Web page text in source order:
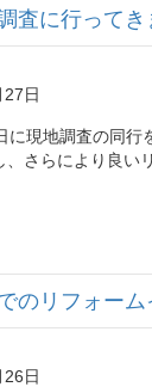
査に行ってき
日
に現地調査の同行
、さらにより良い
のリフォーム
日